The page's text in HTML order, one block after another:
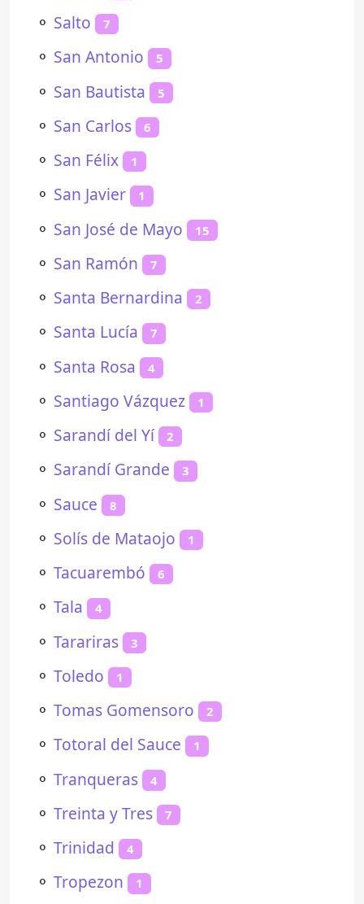
⚬ Salto 7
⚬ San Antonio 5
⚬ San Bautista 5
⚬ San Carlos 6
⚬ San Félix 1
⚬ San Javier 1
⚬ San José de Mayo 15
⚬ San Ramón 7
⚬ Santa Bernardina 2
⚬ Santa Lucía 7
⚬ Santa Rosa 4
⚬ Santiago Vázquez 1
⚬ Sarandí del Yí 2
⚬ Sarandí Grande 3
⚬ Sauce 8
⚬ Solís de Mataojo 1
⚬ Tacuarembó 6
⚬ Tala 4
⚬ Tarariras 3
⚬ Toledo 1
⚬ Tomas Gomensoro 2
⚬ Totoral del Sauce 1
⚬ Tranqueras 4
⚬ Treinta y Tres 7
⚬ Trinidad 4
⚬ Tropezon 1